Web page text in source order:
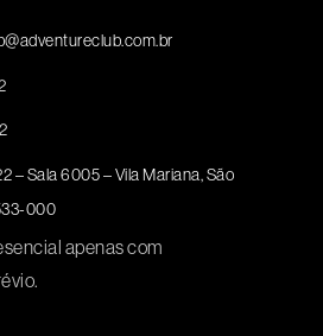
– Sala 6005 – Vila Mariana, São
000
apenas com